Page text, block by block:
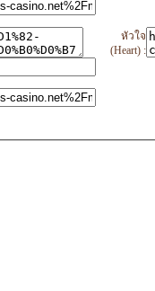
หัวใจ
(Heart) :